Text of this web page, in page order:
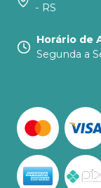
- RS
Horário de
Segunda a